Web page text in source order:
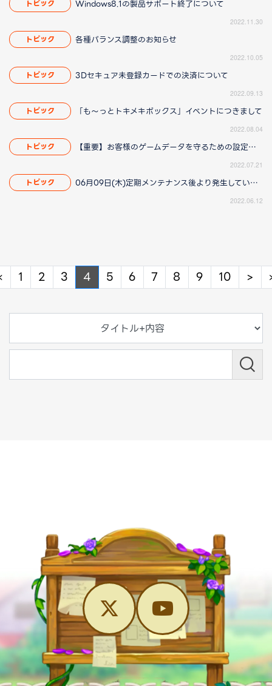
トピック Windows8.1の製品サポート終了について
2022.11.30
トピック 各種バランス調整のお知らせ
2022.10.05
トピック 3Dセキュア未登録カードでの決済について
2022.09.13
トピック 「も～っとトキメキボックス」イベントにつきまして
2022.08.04
トピック 【重要】お客様のゲームデータを守るための設定について
2022.07.21
トピック 06月09日(木)定期メンテナンス後より発生している動作遅延につきまして（2022/06/16 14:00更新）
2022.06.12
Previous
1 2 3 4 5 6 7 8 9 10 >